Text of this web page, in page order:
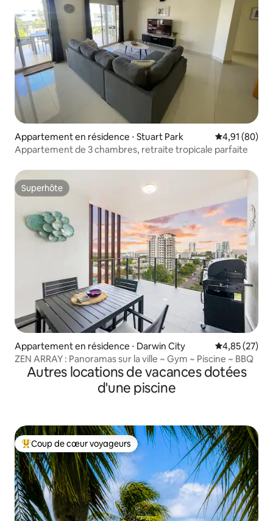
Appartement en résidence ⋅ Stuart Park Évaluation
4,91 (80)
Appartement de 3 chambres, retraite tropicale parfaite
Superhôte
Superhôte
Appartement en résidence ⋅ Darwin City Évaluation
4,85 (27)
ZEN ARRAY : Panoramas sur la ville ~ Gym ~ Piscine ~ BBQ
Autres locations de vacances dotées
d'une piscine
Coups de cœur voyageurs les plus appréciés
Coup de cœur voyageurs